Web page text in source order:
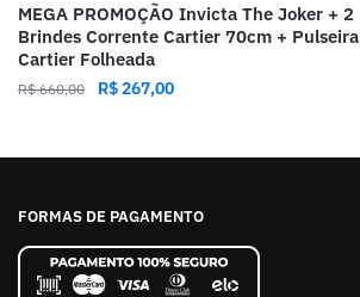
MEGA PROMOÇÃO Invicta The Joker + 2
Brindes Corrente Cartier 70cm + Pulseira
Cartier Folheada
R$660,00 R$267,00
FORMAS DE PAGAMENTO